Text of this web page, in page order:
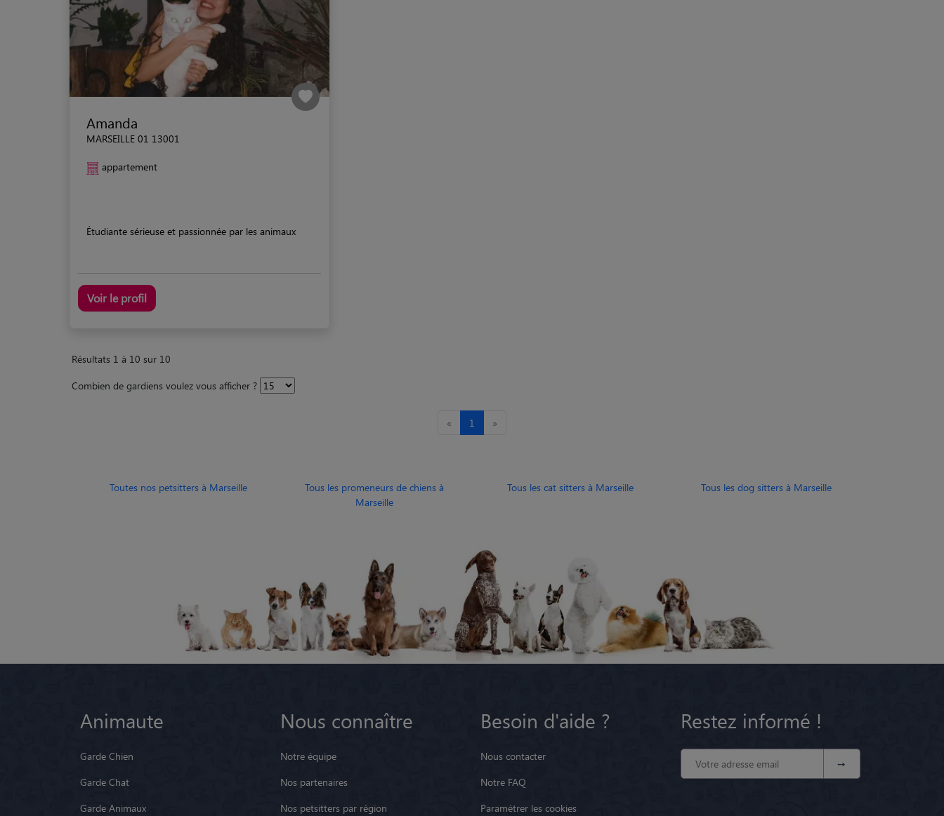
Amanda
MARSEILLE 01 13001
appartement
Étudiante sérieuse et passionnée par les animaux
Voir le profil
Résultats 1 à 10 sur 10
Combien de gardiens voulez vous afficher ?
« 1 »
Toutes nos petsitters à Marseille
Tous les promeneurs de chiens à
Marseille
Tous les cat sitters à Marseille Tous les dog sitters à Marseille
Animaute
Garde Chien
Garde Chat
Garde Animaux
Nous connaître
Notre équipe
Nos partenaires
Nos petsitters par région
Besoin d'aide ?
Nous contacter
Notre FAQ
Paramétrer les cookies
Restez informé !